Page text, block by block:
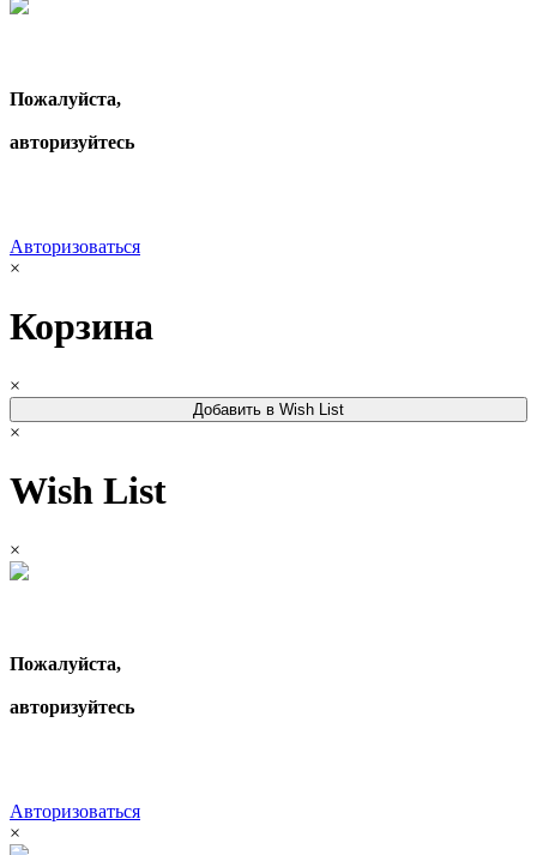
Пожалуйста,
авторизуйтесь
Авторизоваться
×
Корзина
×
Добавить в Wish List
×
Wish List
×
Пожалуйста,
авторизуйтесь
Авторизоваться
×